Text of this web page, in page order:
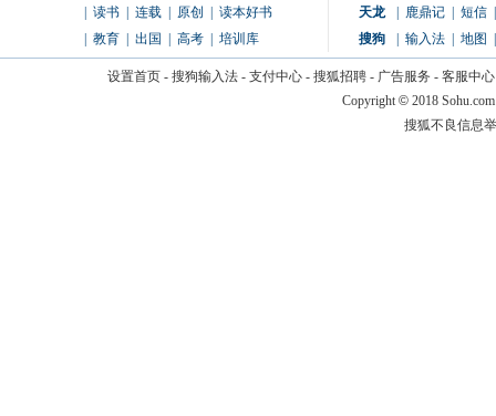
读书 连载 原创
读本好书
教育 出国 高考 培训库
天龙
鹿鼎记 短信
搜狗
输入法 地图
设置首页- 搜狗输入法- 支付中心- 搜狐招聘- 广告服务 - 客服中心
Copyright © 2018
搜狐不良信息